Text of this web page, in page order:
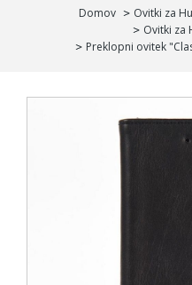
Domov Ovitki za
Ovitki za
Preklopni ovitek